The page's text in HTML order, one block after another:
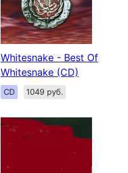
Whitesnake - Best Of
Whitesnake (CD)
CD 1049 руб.